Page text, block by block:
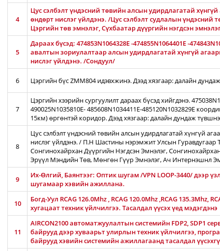
4
Цус сэлбэлт үндэсний төвийн алсын удирдлагатай
өндөрт нислэг үйлдэнэ. /Цус сэлбэлт судлалын үндэсний
Цэргийн төв эмнэлэг, Сүхбаатар дүүргийн нэгдсэн
5
Дараах бүсэд: 474853N1064328E -474855N1064401E -
авалтын зориулалтаар алсын удирдлагатай хүнгүй
нислэг үйлдэнэ. /Сондуул/
6 Цэргийн бүс ZMM804 идэвхжинэ. Дээд хязгаар: далайн
7
Цэргийн хээрийн сургуулилт дараах бүсэд хийгдэнэ.
490025N1035810E- 485608N1034411E-485120N1032829E
15км) өргөнтэй коридор. Дээд хязгаар: далайн дундаж
8
Цус сэлбэлт үндэсний төвийн алсын удирдлагатай хүнгүй
нислэг үйлдэнэ. / П.Н Шастины нэрэмжит Улсын Гуравдугаар
Сонгинохайрхан Дүүргийн Нэгдсэн Эмнэлэг,
Эрүүл Мэндийн Төв, Мөнгөн Гүүр Эмнэлэг, Ач Интернэшнл
9
Их-Өлгий, Баянтээг: Оптик шугам /VPN LOOP-3440/ дээр
шугамаар хэвийн ажиллана.
10
Богд-Уул RCAG 126.0Mhz , RCAG 120.0Mhz ,RCAG 135.3Mhz,
хугацаат техник үйлчилгээ. Тасалдал үүсэх үед мэдэгдэнэ
11
AIRCON2100 автоматжуулалтын системийн FDP2, SDP1
байрууд дээр хуваарьт улирлын техник үйлчилгээ,
байрууд хэвийн системийн ажиллагаанд тасалдал